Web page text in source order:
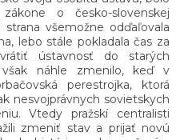
o česko-slovenskej
strana všemožne odďaľovala
lebo stále pokladala čas za
ústavnosť do starých
náhle zmenilo, keď v
perestrojka, ktorá
nesvojprávnych sovietskych
Vtedy pražskí centralisti
zmeniť stav a prijať novú